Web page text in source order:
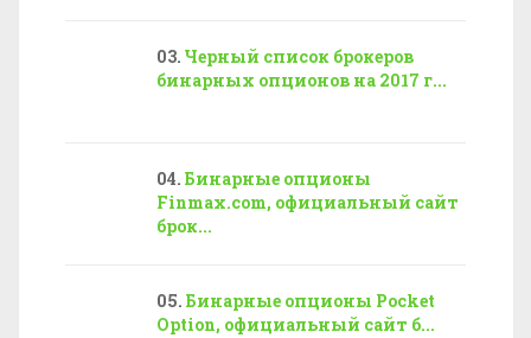
Черный список брокеров
бинарных опционов на 2017 г...
Бинарные опционы
Finmax.com, официальный сайт
брок...
Бинарные опционы Pocket
Option, официальный сайт б...